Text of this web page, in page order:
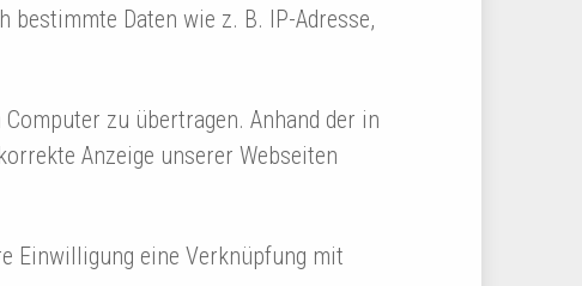
Daten wie z. B. IP-Adresse,
zu übertragen. Anhand der in
Anzeige unserer Webseiten
Einwilligung eine Verknüpfung mit